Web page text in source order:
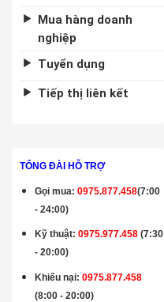
Mua hàng doanh
nghiệp
Tuyển dụng
Tiếp thị liên kết
TỔNG ĐÀI HỖ TRỢ
Gọi mua:0975.877.458(7:00
- 24:00)
Kỹ thuật:0975.977.458 (7:30
- 20:00)
Khiếu nại: 0975.877.458
(8:00 - 20:00)